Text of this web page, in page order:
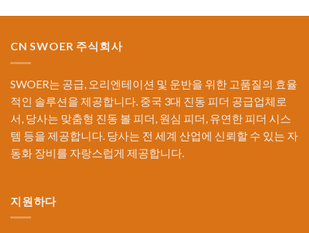
CN SWOER 주식회사
SWOER는 공급, 오리엔테이션 및 운반을 위한 고품질의 효율
적인 솔루션을 제공합니다. 중국 3대 진동 피더 공급업체로
서, 당사는 맞춤형 진동 볼 피더, 원심 피더, 유연한 피더 시스
템 등을 제공합니다. 당사는 전 세계 산업에 신뢰할 수 있는 자
동화 장비를 자랑스럽게 제공합니다.
지원하다